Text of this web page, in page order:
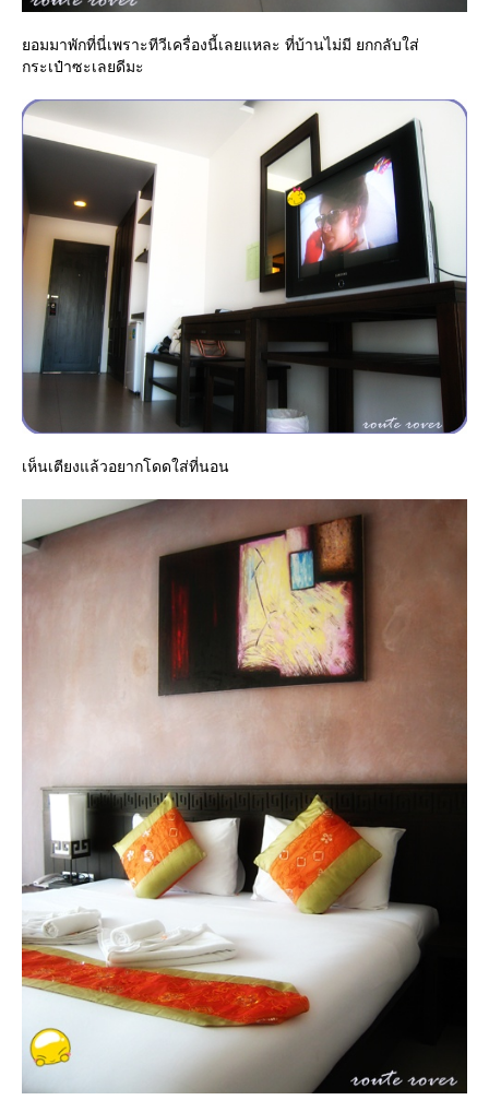
อมมาพักที่นี่เพราะทีวีเครื่องนี้เลยแหละ ที่บ้านไม่มี ยกกลับใส่
กระเป๋าซะเลยดีมะ
เห็นเตียงแล้วอยากโดดใส่ที่นอน